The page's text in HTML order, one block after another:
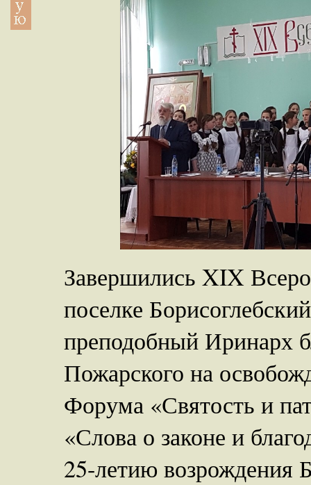
Завершились XIX
поселке
преподобный Иринарх
Пожарского на
Форума «Святость и
«Слова о законе и
25-летию возрождения